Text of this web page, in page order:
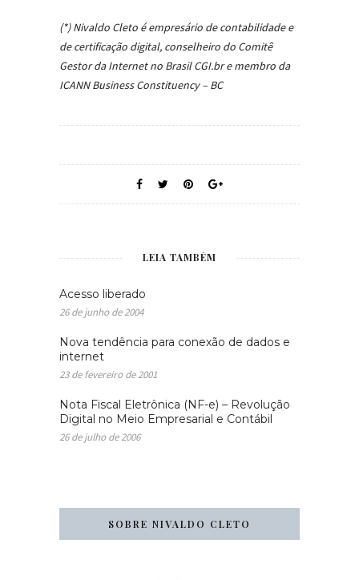
(*) Nivaldo Cleto é empresário de contabilidade e
de certificação digital, conselheiro do Comitê
Gestor da Internet no Brasil CGI.br e membro da
ICANN Business Constituency – BC
LEIA TAMBÉM
Acesso liberado
26 de junho de 2004
Nova tendência para conexão de dados e
internet
23 de fevereiro de 2001
Nota Fiscal Eletrônica (NF-e) – Revolução
Digital no Meio Empresarial e Contábil
26 de julho de 2006
SOBRE NIVALDO CLETO